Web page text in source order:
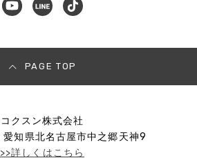
PAGE TOP
コクスン株式会社
愛知県北名古屋市中之郷天神9
>>詳しくはこちら